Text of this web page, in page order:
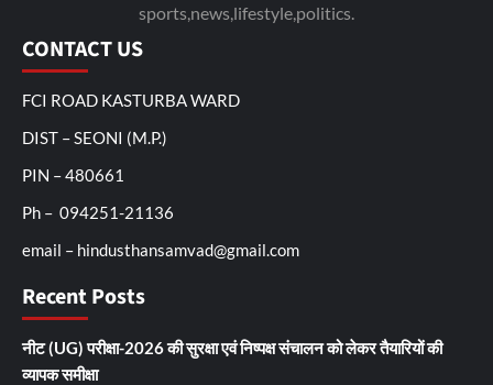
sports,news,lifestyle,politics.
CONTACT US
FCI ROAD KASTURBA WARD
DIST – SEONI (M.P.)
PIN – 480661
Ph – 094251-21136
email – hindusthansamvad@gmail.com
Recent Posts
नीट (UG) परीक्षा-2026 की सुरक्षा एवं निष्पक्ष संचालन को लेकर तैयारियों की
व्यापक समीक्षा